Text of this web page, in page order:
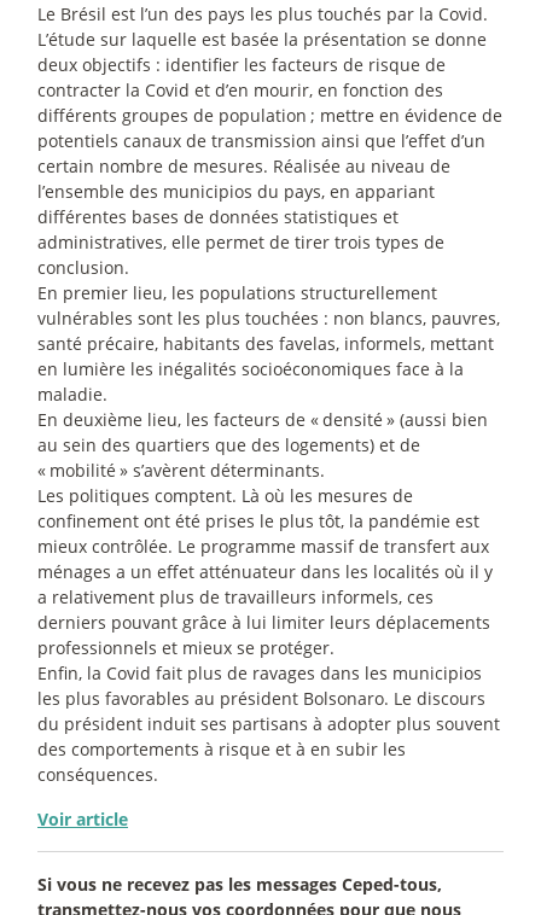
Le Brésil est l’un des pays les plus touchés par la Covid.
L’étude sur laquelle est basée la présentation se donne
deux objectifs : identifier les facteurs de risque de
contracter la Covid et d’en mourir, en fonction des
différents groupes de population ; mettre en évidence de
potentiels canaux de transmission ainsi que l’effet d’un
certain nombre de mesures. Réalisée au niveau de
l’ensemble des municipios du pays, en appariant
différentes bases de données statistiques et
administratives, elle permet de tirer trois types de
conclusion.
En premier lieu, les populations structurellement
vulnérables sont les plus touchées : non blancs, pauvres,
santé précaire, habitants des favelas, informels, mettant
en lumière les inégalités socioéconomiques face à la
maladie.
En deuxième lieu, les facteurs de «densité » (aussi bien
au sein des quartiers que des logements) et de
« mobilité » s’avèrent déterminants.
Les politiques comptent. Là où les mesures de
confinement ont été prises le plus tôt, la pandémie est
mieux contrôlée. Le programme massif de transfert aux
ménages a un effet atténuateur dans les localités où il y
a relativement plus de travailleurs informels, ces
derniers pouvant grâce à lui limiter leurs déplacements
professionnels et mieux se protéger.
Enfin, la Covid fait plus de ravages dans les municipios
les plus favorables au président Bolsonaro. Le discours
du président induit ses partisans à adopter plus souvent
des comportements à risque et à en subir les
conséquences.
Voir article
Si vous ne recevez pas les messages Ceped-tous,
transmettez-nous vos coordonnées pour que nous